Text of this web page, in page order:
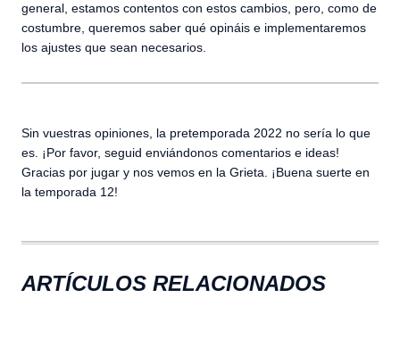
general, estamos contentos con estos cambios, pero, como de
costumbre, queremos saber qué opináis e implementaremos
los ajustes que sean necesarios.
Sin vuestras opiniones, la pretemporada 2022 no sería lo que
es. ¡Por favor, seguid enviándonos comentarios e ideas!
Gracias por jugar y nos vemos en la Grieta. ¡Buena suerte en
la temporada 12!
ARTÍCULOS RELACIONADOS